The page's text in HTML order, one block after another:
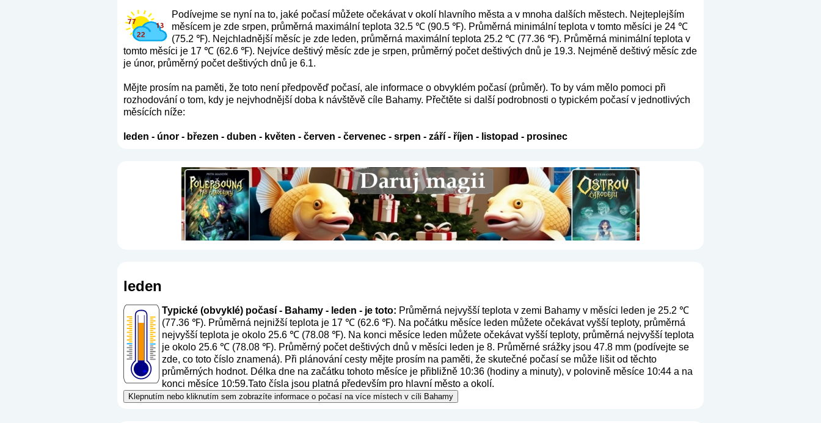
Podívejme se nyní na to, jaké počasí můžete očekávat v okolí hlavního města a v mnoha dalších městech. Nejteplejším
měsícem je zde srpen, průměrná maximální teplota 32.5 ℃ (90.5 ℉). Průměrná minimální teplota v tomto měsíci je 24 ℃
(75.2 ℉). Nejchladnější měsíc je zde leden, průměrná maximální teplota 25.2 ℃ (77.36 ℉). Průměrná minimální teplota v
tomto měsíci je 17 ℃ (62.6 ℉). Nejvíce deštivý měsíc zde je srpen, průměrný počet deštivých dnů je 19.3. Nejméně deštivý měsíc zde
je únor, průměrný počet deštivých dnů je 6.1.
Mějte prosím na paměti, že toto není předpověď počasí, ale informace o obvyklém počasí (průměr). To by vám mělo pomoci při
rozhodování o tom, kdy je nejvhodnější doba k návštěvě cíle Bahamy. Přečtěte si další podrobnosti o typickém počasí v jednotlivých
měsících níže:
leden - únor- březen - duben - květen - červen - červenec- srpen - září- říjen - listopad - prosinec
leden
Typické (obvyklé) počasí - Bahamy - leden - je toto: Průměrná nejvyšší teplota v zemi Bahamy v měsíci leden je 25.2 ℃
(77.36 ℉). Průměrná nejnižší teplota je 17 ℃ (62.6 ℉). Na počátku měsíce leden můžete očekávat vyšší teploty, průměrná
nejvyšší teplota je okolo 25.6 ℃ (78.08 ℉). Na konci měsíce leden můžete očekávat vyšší teploty, průměrná nejvyšší teplota
je okolo 25.6 ℃ (78.08 ℉). Průměrný počet deštivých dnů v měsíci leden je 8. Průměrné srážky jsou 47.8 mm (podívejte se
zde, co toto číslo znamená). Při plánování cesty mějte prosím na paměti, že skutečné počasí se může lišit od těchto
průměrných hodnot. Délka dne na začátku tohoto měsíce je přibližně 10:36 (hodiny a minuty), v polovině měsíce 10:44 a na
konci měsíce 10:59.Tato čísla jsou platná především pro hlavní město a okolí.
Klepnutím nebo kliknutím sem zobrazíte informace o počasí na více místech v cíli Bahamy